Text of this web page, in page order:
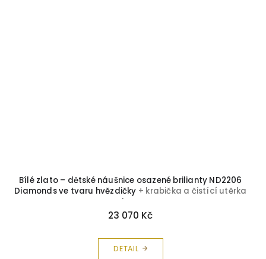
Bílé zlato – dětské náušnice osazené brilianty ND2206
Diamonds ve tvaru hvězdičky + krabička a čistící utěrka
zdarma
23 070 Kč
DETAIL